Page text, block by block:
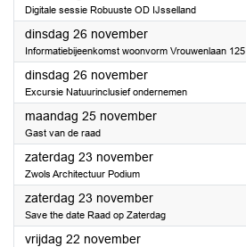
Digitale sessie Robuuste OD IJsselland
dinsdag 26 november2024
Informatiebijeenkomst woonvorm Vrouwenlaan 125
dinsdag 26 november2024
Excursie Natuurinclusief ondernemen
maandag 25 november2024
Gast van de raad
zaterdag 23 november2024
Zwols Architectuur Podium
zaterdag 23 november2024
Save the date Raad op Zaterdag
vrijdag 22 november2024